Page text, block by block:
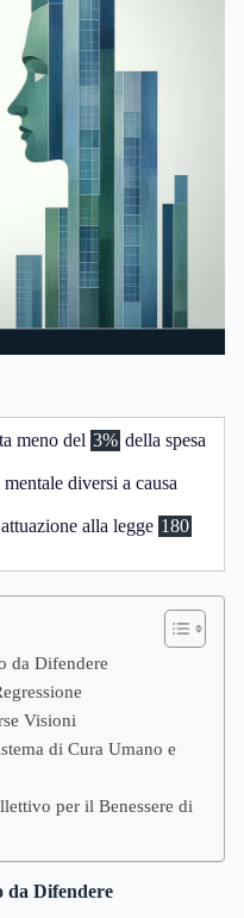
meno del 3% della spesa
diversi a causa
alla legge 180
da Difendere
Visioni
di Cura Umano e
per il Benessere di
da Difendere